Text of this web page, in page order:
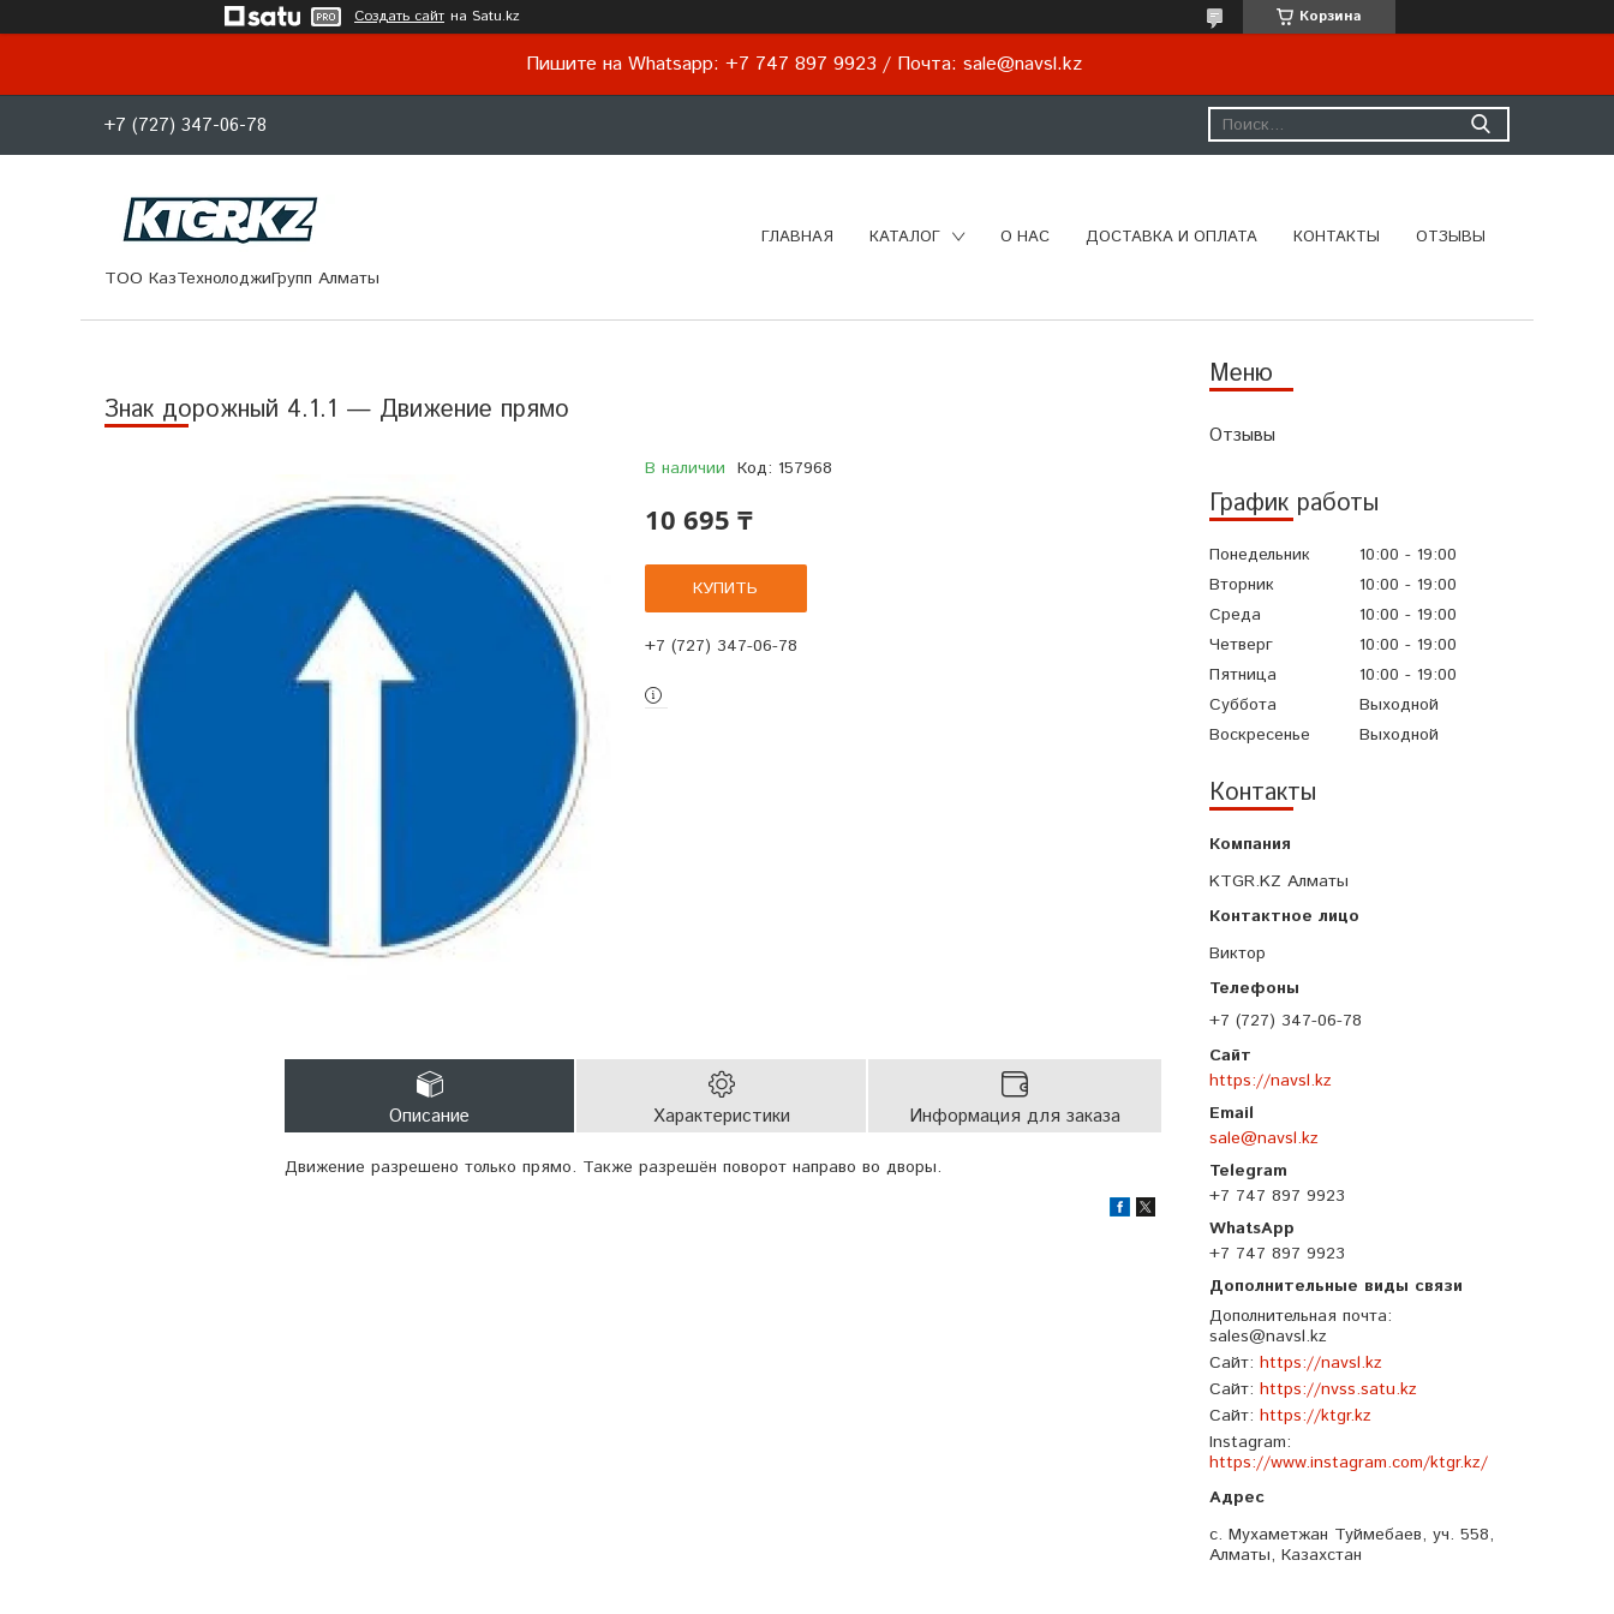
Создать сайт на Satu.kz Корзина
Пишите на Whatsapp: +7 747 897 9923 / Почта: sale@navsl.kz
+7 (727) 347-06-78
ТОО КазТехнолоджиГрупп Алматы
ГЛАВНАЯ КАТАЛОГ О НАС ДОСТАВКА И ОПЛАТА КОНТАКТЫ ОТЗЫВЫ
Отзывы
График работы
Понедельник 10:00
19:00
Вторник
10:00
19:00
Среда
10:00
19:00
Четверг
10:00
19:00
Пятница
10:00
19:00
Суббота
Выходной
Воскресенье
Выходной
Контакты
KTGR.KZ Алматы
Виктор
+7 (727) 347-06-78
https://navsl.kz
sale@navsl.kz
+7 747 897 9923
+7 747 897 9923
Дополнительная почта
sales@navsl.kz
Сайт https://navsl.kz
Сайт https://nvss.satu.kz
Сайт https://ktgr.kz
Instagram
https://www.instagram.com/ktgr.kz/
с. Мухаметжан Туймебаев, уч. 558,
Алматы, Казахстан
Знак дорожный 4.1.1 — Движение прямо
В наличии Код: 157968
10 695 ₸
КУПИТЬ
+7 (727) 347-06-78
Описание Характеристики Информация для заказа
Движение разрешено только прямо. Также разрешён поворот направо во дворы.